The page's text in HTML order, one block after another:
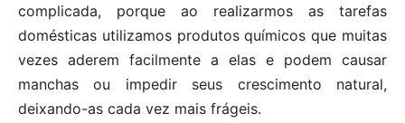
complicada, porque ao realizarmos as tarefas
domésticas utilizamos produtos químicos que muitas
vezes aderem facilmente a elas e podem causar
manchas ou impedir seus crescimento natural,
deixando-as cada vez mais frágeis.